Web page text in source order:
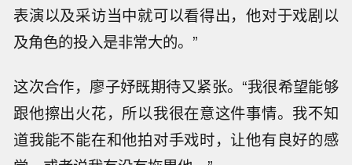
表演以及采访当中就可以看得出，他对于戏剧以
及角色的投入是非常大的。”
这次合作，廖子妤既期待又紧张。“我很希望能够
跟他擦出火花，所以我很在意这件事情。我不知
道我能不能在和他拍对手戏时，让他有良好的感